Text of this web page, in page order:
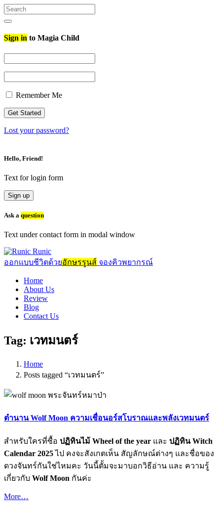
Search
for:
Search
Sign in to Magia Child
Remember Me
Lost your password?
Hello, Friend!
Text for login form
Sign up
Ask a question
Text under contact form in modal window
Runic
ออกแบบชีวิตด้วยอักษรรูนส์ จองคิวพยากรณ์
Home
About Us
Review
Blog
Contact Us
Tag: เวทมนตร์
Home
Posts tagged “เวทมนตร์”
ตำนาน Wolf Moon ความเชื่อนอร์สโบราณและพลังเวทมนตร์
สำหรับใครที่ซื้อ ปฏิทินไม้ Wheel of the year และ ปฏิทิน Witch
Calendar 2025ไป คงจะสังเกตเห็น สัญลักษณ์ต่างๆ และชื่อของ
ดวงจันทร์กันใช่ไหมคะ วันนี้ตั้มจะมาบอกวิธีอ่าน และ ความรู้
เกี่ยวกับ Wolf Moon กันค่ะ
More…